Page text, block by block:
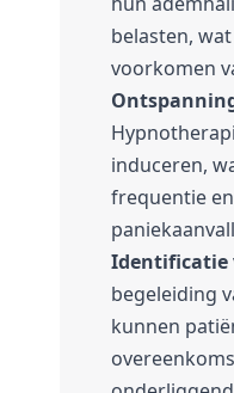
belasten,
voorkomen
induceren,
frequentie
Identificatie
begeleiding
kunnen